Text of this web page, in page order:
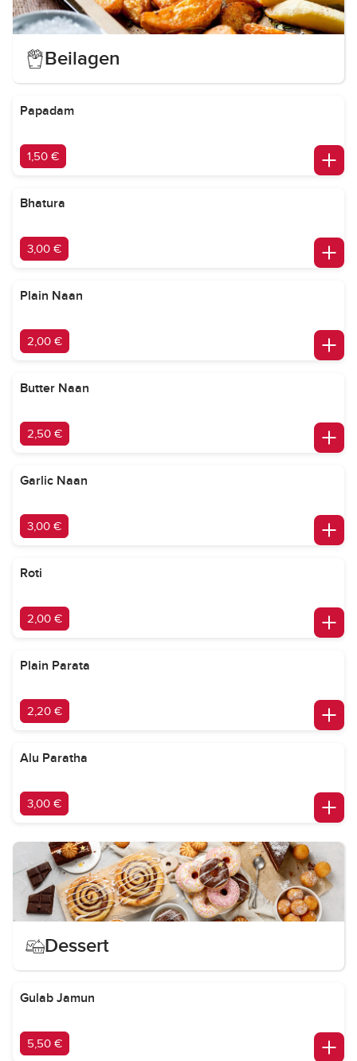
Beilagen
Papadam
1,50 €
Bhatura
3,00 €
Plain Naan
2,00 €
Butter Naan
2,50 €
Garlic Naan
3,00 €
Roti
2,00 €
Plain Parata
2,20 €
Alu Paratha
3,00 €
Dessert
Gulab Jamun
5,50 €